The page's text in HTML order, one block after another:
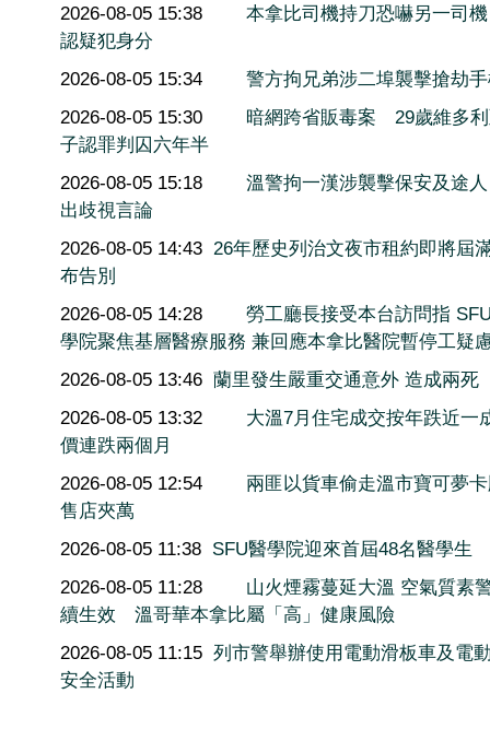
2026-08-05 15:38
本拿比司機持刀恐嚇另一司
認疑犯身分
2026-08-05 15:34
警方拘兄弟涉二埠襲擊搶劫
2026-08-05 15:30
暗網跨省販毒案 29歲維多
子認罪判囚六年半
2026-08-05 15:18
溫警拘一漢涉襲擊保安及途
出歧視言論
2026-08-05 14:43 26年歷史列治文夜市租約即將屆
布告別
2026-08-05 14:28
勞工廳長接受本台訪問指
學院聚焦基層醫療服務 兼回應本拿比醫院暫停工疑
2026-08-05 13:46 蘭里發生嚴重交通意外 造成兩死
2026-08-05 13:32
大溫7月住宅成交按年跌近
價連跌兩個月
2026-08-05 12:54
兩匪以貨車偷走溫市寶可夢
售店夾萬
2026-08-05 11:38 SFU醫學院迎來首屆48名醫學生
2026-08-05 11:28
山火煙霧蔓延大溫 空氣質素
續生效 溫哥華本拿比屬「高」健康風險
2026-08-05 11:15 列市警舉辦使用電動滑板車及電
安全活動